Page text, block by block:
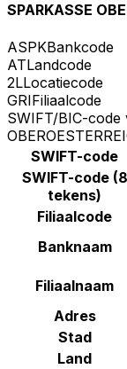
SPARKASSE
ASPKBankcode
ATLandcode
2LLocatiecode
GRIFiliaalcode
SWIFT/BIC-code
SWIFT-code
SWIFT-code (8
tekens)
Filiaalcode
Banknaam
Filiaalnaam
Adres
Stad
Land